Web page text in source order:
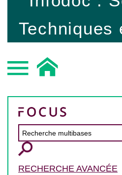
Techniques
RECHERCHE AVANCÉE